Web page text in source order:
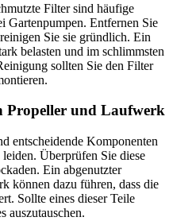
Filter sind häufige
Gartenpumpen. Entfernen Sie
Sie sie gründlich. Ein
belasten und im schlimmsten
sollten Sie den Filter
Propeller und Laufwerk
entscheidende Komponenten
Überprüfen Sie diese
Ein abgenutzter
können dazu führen, dass die
Sollte eines dieser Teile
auszutauschen.